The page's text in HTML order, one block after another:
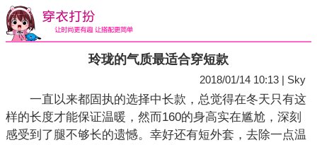
玲珑的气质最适合穿短款
2018/01/14 10:13 | Sky
一直以来都固执的选择中长款，总觉得在冬天只有这
样的长度才能保证温暖，然而160的身高实在尴尬，深刻
感受到了腿不够长的遗憾。幸好还有短外套，去除一点温